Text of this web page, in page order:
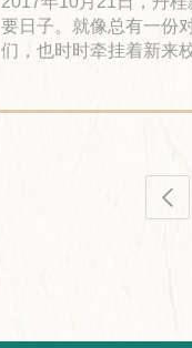
要日子。就像总有一份
们，也时时牵挂着新来